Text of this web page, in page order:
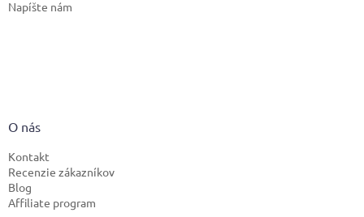
Napíšte nám
O nás
Kontakt
Recenzie zákazníkov
Blog
Affiliate program